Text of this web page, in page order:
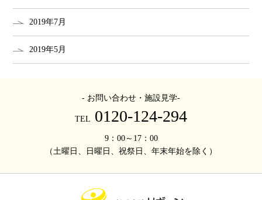
2019年7月
2019年5月
- お問い合わせ・施設見学-
TEL 0120-124-294
9：00～17：00
（土曜日、日曜日、祝祭日、年末年始を除く）